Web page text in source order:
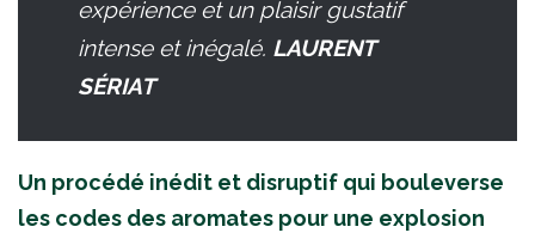
expérience et un plaisir gustatif
intense et inégalé. LAURENT
SÉRIAT
Un procédé inédit et disruptif qui bouleverse
les codes des aromates pour une explosion